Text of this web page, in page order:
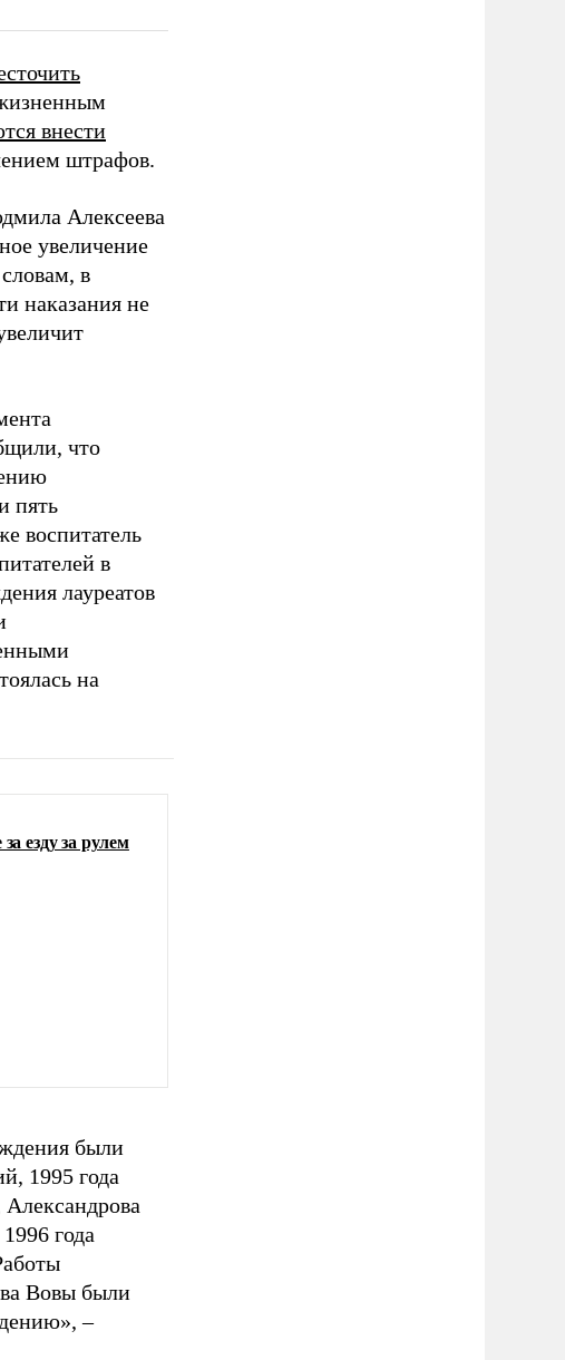
внести
штрафов.
Алексеева
увеличение
в
наказания не
что
пять
воспитатель
в
лауреатов
на
езду за рулем
были
1995 года
года
Вовы были
–